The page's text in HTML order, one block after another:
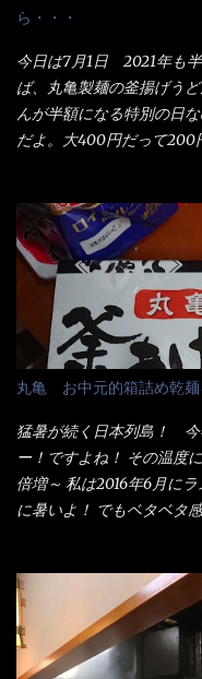
ら・・・
今日は7月1日 2021年も
ば、丸亀製麺の釜揚げう
んが半額になる特別の日
だよ。大400円だって200
でる～ でもコレって食
初と最後では麺の固さと
らないじゃん！ 茹で上
う。 事前にググって調べ
文方法としてあるらしい
者も居るらしい云う事。
配慮でもある。 11:20 店
シで！』と注文したら、
た顔『湯なし？』（これ
の若い女性店員が『いい
た。 でサッサと、木桶を
た。 な～るほど、この事
＞サイズを食べられるか
からね、得がどれくらい
桶は、銭湯で使う洗い桶
と湯が注がれていたら食
丸亀 お中元的箱詰め乾麺
猛暑が続く日本列島！ 今
ー！ですよね！ その温度
倍増～ 私は2016年6月に
に暑いよ！ でもベタベタ
中元は、丁度お盆の夏場
拶＞としての贈り物の習
るかと・・・小生もお中
パリ） まぁ～この慣習が